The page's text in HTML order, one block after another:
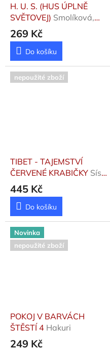
H. U. S. (HUS ÚPLNĚ
SVĚTOVEJ) Smolíková,
Klára
269 Kč
Do košíku
nepoužité zboží
TIBET - TAJEMSTVÍ
ČERVENÉ KRABIČKY Sís
Petr
445 Kč
Do košíku
Novinka
nepoužité zboží
POKOJ V BARVÁCH
ŠTĚSTÍ 4 Hakuri
249 Kč